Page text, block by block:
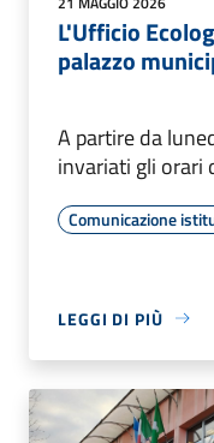
L'Ufficio
palazzo
A partire da
invariati gli orari
Comunicazione
LEGGI DI PIÙ